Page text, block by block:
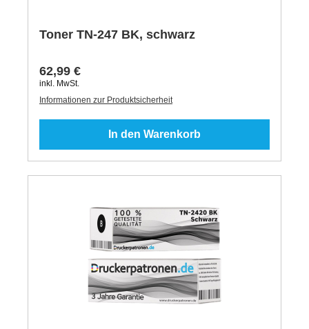
Toner TN-247 BK, schwarz
62,99 €
inkl. MwSt.
Informationen zur Produktsicherheit
In den Warenkorb